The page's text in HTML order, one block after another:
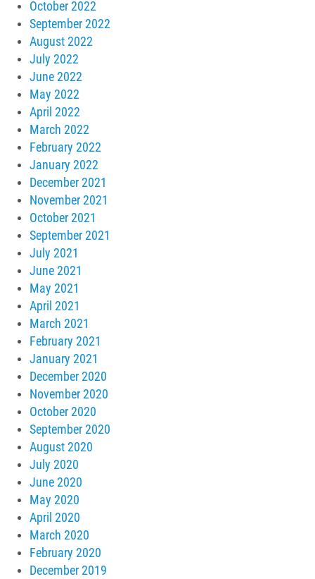
October 2022
September 2022
August 2022
July 2022
June 2022
May 2022
April 2022
March 2022
February 2022
January 2022
December 2021
November 2021
October 2021
September 2021
July 2021
June 2021
May 2021
April 2021
March 2021
February 2021
January 2021
December 2020
November 2020
October 2020
September 2020
August 2020
July 2020
June 2020
May 2020
April 2020
March 2020
February 2020
December 2019